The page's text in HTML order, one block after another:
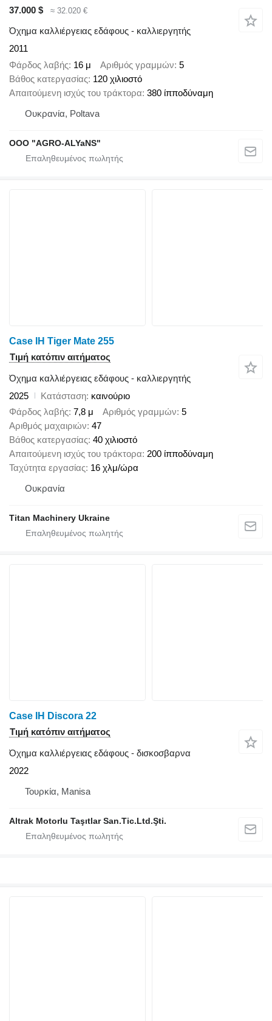
37.000 $
≈ 32.020 €
Όχημα καλλιέργειας εδάφους - καλλιεργητής
2011
Φάρδος λαβής 16 μ Αριθμός γραμμών 5
Βάθος κατεργασίας 120 χιλιοστό
Απαιτούμενη ισχύς του τράκτορα 380 ίπποδύναμη
Ουκρανία, Poltava
OOO "AGRO-ALYaNS"
Case IH Tiger Mate 255
Τιμή κατόπιν αιτήματος
Όχημα καλλιέργειας εδάφους - καλλιεργητής
2025
Κατάσταση καινούριο
Φάρδος λαβής 7,8 μ Αριθμός γραμμών 5
Αριθμός μαχαιριών 47
Βάθος κατεργασίας 40 χιλιοστό
Απαιτούμενη ισχύς του τράκτορα 200 ίπποδύναμη
Ταχύτητα εργασίας 16 χλμ/ώρα
Ουκρανία
Titan Machinery Ukraine
Case IH Discora 22
Τιμή κατόπιν αιτήματος
Όχημα καλλιέργειας εδάφους - δισκοσβαρνα
2022
Τουρκία, Manisa
Altrak Motorlu Taşıtlar San.Tic.Ltd.Şti.